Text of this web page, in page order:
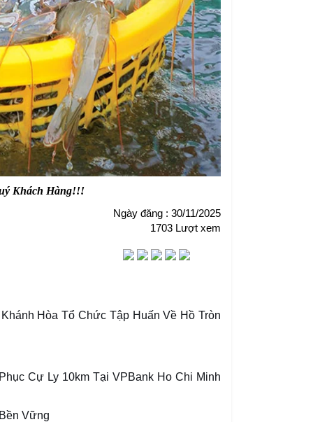
Khách Hàng!!!
Ngày đăng : 30/11/2025
1703 Lượt xem
Hòa Tổ Chức Tập Huấn Về Hồ Tròn
Cự Ly 10km Tại VPBank Ho Chi Minh
Vững